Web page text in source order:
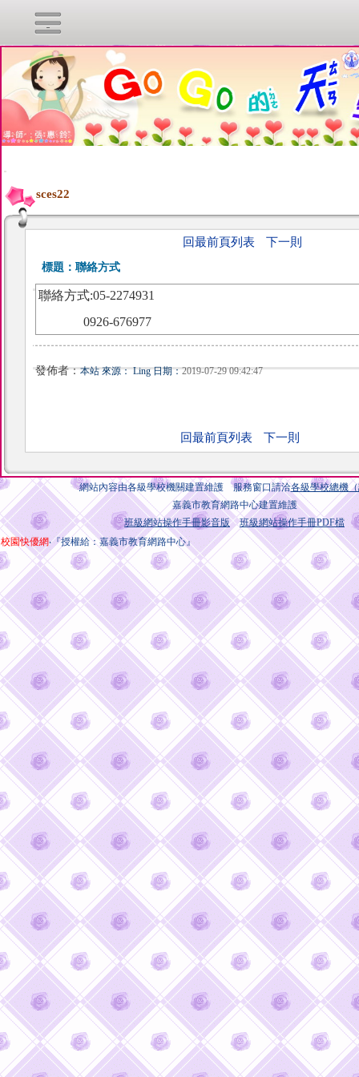
s
:::
sces22
回最前頁列表 下一則
標題： 聯絡方式
聯絡方式:05-2274931
0926-676977
發佈者：本站 來源： Ling 日期：2019-07-29 09:42:47
回最前頁列表 下一則
網站內容由各級學校機關建置維護 服務窗口請洽各級學校總機
嘉義市教育網路中心建置維護
班級網站操作手冊影音版
班級網站操作手冊PDF檔
校園快優網‧『授權給：嘉義市教育網路中心』